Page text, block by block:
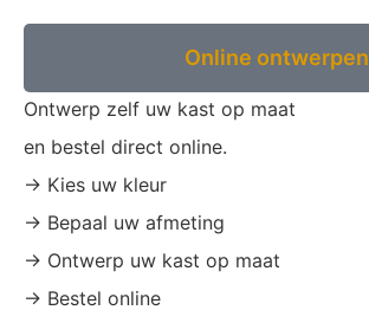
Zelf ontwerpen
Ontwerp zelf uw kast op maat
en bestel direct online.
-> Kies uw kleur
-> Bepaal uw afmeting
-> Ontwerp uw kast op maat
-> Bestel online
Online ontwerpen